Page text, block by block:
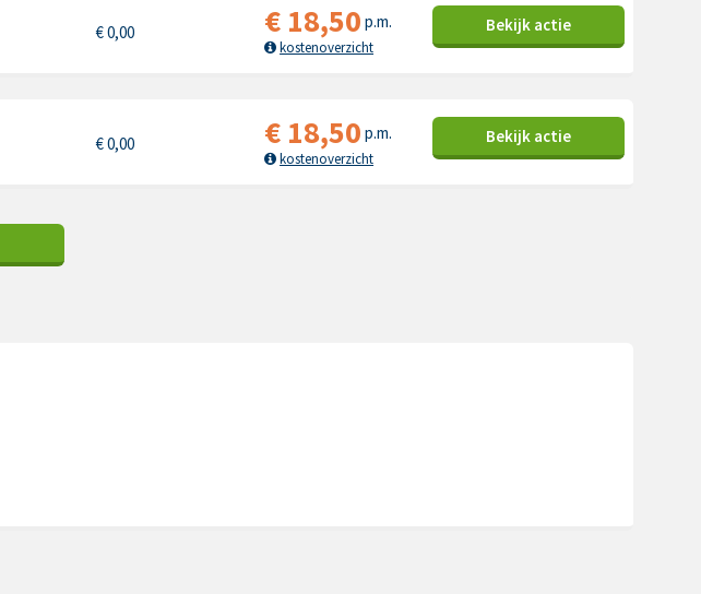
€0,00 € 18,50 p.m.
kostenoverzicht
Bekijk actie
€0,00 € 18,50 p.m.
kostenoverzicht
Bekijk actie